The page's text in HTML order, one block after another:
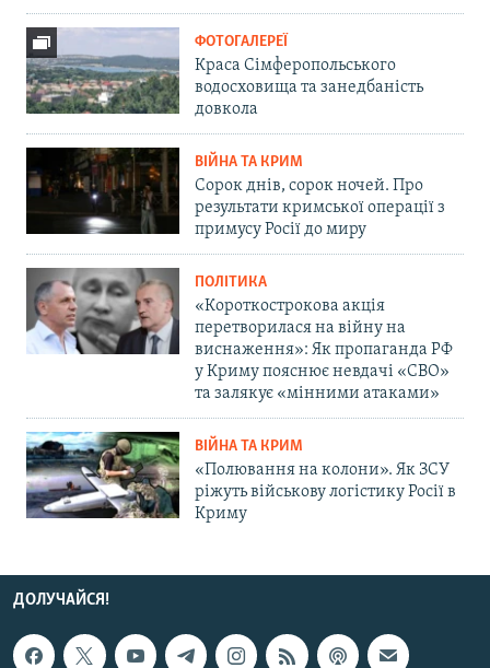
ФОТОГАЛЕРЕЇ
Краса Сімферопольського
водосховища та занедбаність
довкола
ВІЙНА ТА КРИМ
Сорок днів, сорок ночей. Про
результати кримської операції з
примусу Росії до миру
ПОЛІТИКА
«Короткострокова акція
перетворилася на війну на
виснаження»: Як пропаганда РФ
у Криму пояснює невдачі «СВО»
та залякує «мінними атаками»
ВІЙНА ТА КРИМ
«Полювання на колони». Як ЗСУ
ріжуть військову логістику Росії в
Криму
ДОЛУЧАЙСЯ!